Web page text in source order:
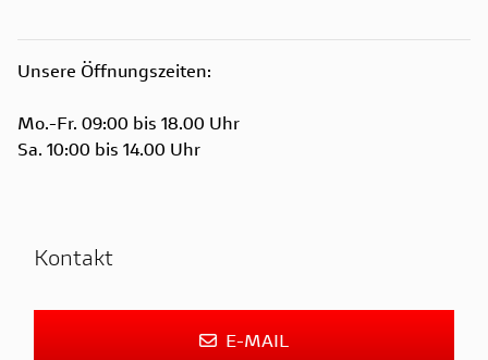
Unsere Öffnungszeiten:
Mo.-Fr. 09:00 bis 18.00 Uhr
Sa. 10:00 bis 14.00 Uhr
Kontakt
E-MAIL